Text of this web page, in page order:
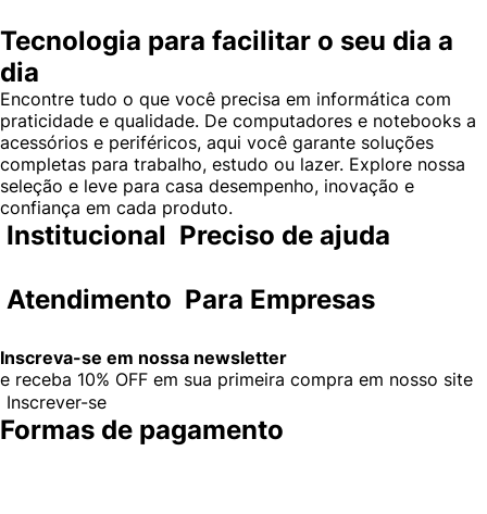
Tecnologia para facilitar o seu dia a
dia
Encontre tudo o que você precisa em informática com
praticidade e qualidade. De computadores e notebooks a
acessórios e periféricos, aqui você garante soluções
completas para trabalho, estudo ou lazer. Explore nossa
seleção e leve para casa desempenho, inovação e
confiança em cada produto.
Institucional Preciso de ajuda
Atendimento Para Empresas
Inscreva-se em nossa newsletter
e receba 10% OFF em sua primeira compra em nosso site
Inscrever-se
Formas de pagamento